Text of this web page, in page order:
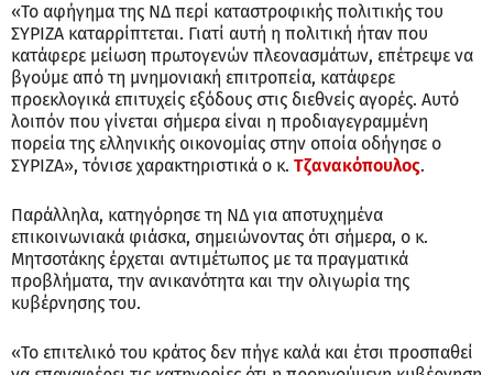
«Το αφήγημα της ΝΔ περί καταστροφικής πολιτικής του
ΣΥΡΙΖΑ καταρρίπτεται. Γιατί αυτή η πολιτική ήταν που
κατάφερε μείωση πρωτογενών πλεονασμάτων, επέτρεψε να
βγούμε από τη μνημονιακή επιτροπεία, κατάφερε
προεκλογικά επιτυχείς εξόδους στις διεθνείς αγορές. Αυτό
λοιπόν που γίνεται σήμερα είναι η προδιαγεγραμμένη
πορεία της ελληνικής οικονομίας στην οποία οδήγησε ο
ΣΥΡΙΖΑ», τόνισε χαρακτηριστικά ο κ. Τζανακόπουλος.
Παράλληλα, κατηγόρησε τη ΝΔ για αποτυχημένα
επικοινωνιακά φιάσκα, σημειώνοντας ότι σήμερα, ο κ.
Μητσοτάκης έρχεται αντιμέτωπος με τα πραγματικά
προβλήματα, την ανικανότητα και την ολιγωρία της
κυβέρνησης του.
«Το επιτελικό του κράτος δεν πήγε καλά και έτσι προσπαθεί